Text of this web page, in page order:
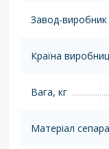
Завод-виробник
Країна
Вага, кг
Матеріал